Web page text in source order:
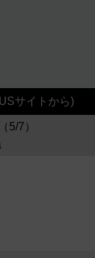
サイトから)
5/7）